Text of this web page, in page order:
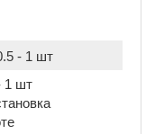
- 1 шт
1 шт